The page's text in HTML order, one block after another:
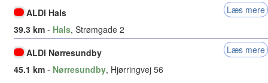
ALDI Hals
Læs mere
39.3 km - Hals, Strømgade 2
ALDI Nørresundby
Læs mere
45.1 km - Nørresundby, Hjørringvej 56